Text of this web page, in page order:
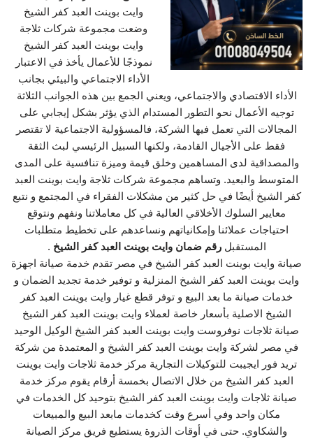
وايت بوينت العبد كفر الشيخ
وضعت مجموعة شركات ثلاجة
وايت بوينت العبد كفر الشيخ
نموذجًا للأعمال يأخذ في الاعتبار
الأداء الاجتماعي والبيئي بجانب
الأداء الاقتصادي والاجتماعي، ويعني الجمع بين هذه الجوانب الثلاثة
توجيه الأعمال نحو التطور المستدام الذي يؤثر بشكل إيجابي على
المجالات التي تعمل فيها الشركة، فالمسؤولية الاجتماعية لا تقتصر
فقط على الأجيال القادمة، ولكنها السبيل الرئيسي لبث الثقة
والمصداقية لدى المساهمين وخلق قيمة وميزة تنافسية على المدى
المتوسط والبعيد. وتساهم مجموعة شركات ثلاجة وايت بوينت العبد
كفر الشيخ أيضًا في حل كثير من مشكلات الفقراء في المجتمع و نتبع
معايير السلوك الأخلاقي العالية في كل معاملاتنا ونفهم ونتوقع
احتياجات عملائنا وإمكانياتهم ونساعدهم على تخطيط متطلبات
المستقبلرقم ضمان وايت بوينت العبد كفر الشيخ .
صيانة وايت بوينت العبد كفر الشيخ في مصر تقدم خدمة صيانة اجهزة
وايت بوينت العبد كفر الشيخ المنزلية و توفير خدمة تجديد الضمان و
خدمات صيانة ما بعد البيع و توفر قطع غيار وايت بوينت العبد كفر
الشيخ الاصلية بأسعار خاصة لعملاء وايت بوينت العبد كفر الشيخ
صيانة ثلاجات نوفروست وايت بوينت العبد كفر الشيخ الوكيل الوحيد
في مصر لشركة وايت بوينت العبد كفر الشيخ و المعتمدة من شركة
تريد فور ايجيبت للتوكيلات التجارية مركز خدمة ثلاجات وايت بوينت
العبد كفر الشيخ من خلال الاتصال بخمسة أرقام يقوم مركز خدمة
صيانة ثلاجات وايت بوينت العبد كفر الشيخ بتوحيد كل الخدمات في
مكان واحد وفي أسرع وقت كخدمات مابعد البيع والمبيعات
والشكاوي. حتى في أوقات الذروة يستطيع فريق مركز الصيانة